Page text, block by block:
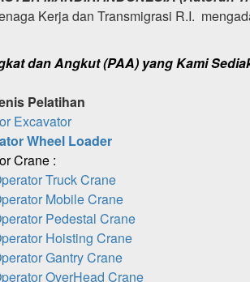
Kerja dan Transmigrasi R.I.
dan Angkut (PAA) yang Kami
Pelatihan
Excavator
Wheel Loader
Crane :
Truck Crane
Mobile Crane
Pedestal Crane
Hoisting Crane
Gantry Crane
OverHead Crane